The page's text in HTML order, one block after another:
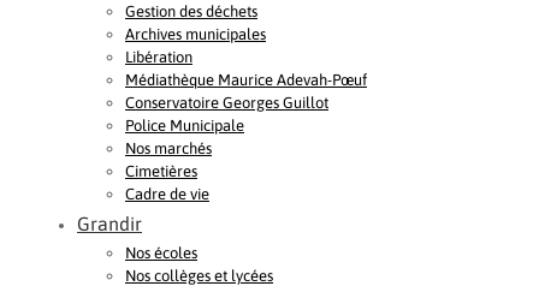
Gestion des déchets
Archives municipales
Libération
Médiathèque Maurice Adevah-Pœuf
Conservatoire Georges Guillot
Police Municipale
Nos marchés
Cimetières
Cadre de vie
Grandir
Nos écoles
Nos collèges et lycées